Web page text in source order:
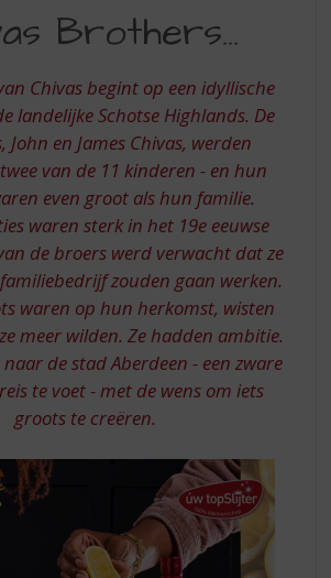
Brothers...
Chivas begint op een idyllische
landelijke Schotse Highlands. De
John en James Chivas, werden
van de 11 kinderen - en hun
even groot als hun familie.
waren sterk in het 19e eeuwse
de broers werd verwacht dat ze
zouden gaan werken.
waren op hun herkomst, wisten
meer wilden. Ze hadden ambitie.
de stad Aberdeen - een zware
te voet - met de wens om iets
groots te creëren.